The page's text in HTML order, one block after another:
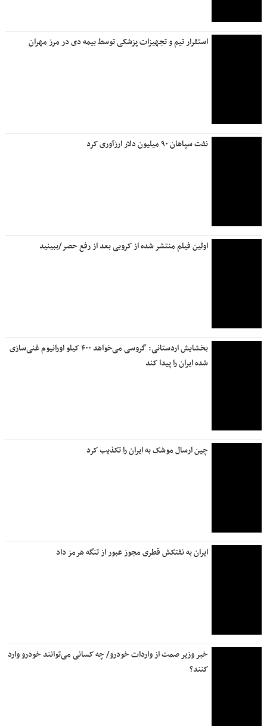
استقرار تیم و تجهیزات پزشکی توسط بیمه دی در مرز مهران
نفت سپاهان ۹۰ میلیون دلار ارزآوری کرد
اولین فیلم منتشر شده از کروبی بعد از رفع حصر/ببینید
بخشایش اردستانی: گروسی می‌خواهد ۴۰۰ کیلو اورانیوم غنی‌سازی
شده ایران را پیدا کند
چین ارسال موشک به ایران را تکذیب کرد
ایران به نفتکش قطری مجوز عبور از تنگه هرمز داد
خبر وزیر صمت از واردات خودرو/ چه کسانی می‌توانند خودرو وارد
کنند؟